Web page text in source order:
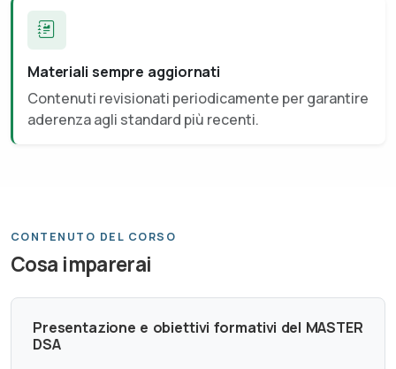
Materiali sempre aggiornati
Contenuti revisionati periodicamente per garantire
aderenza agli standard più recenti.
CONTENUTO DEL CORSO
Cosa imparerai
Presentazione e obiettivi formativi del MASTER
DSA